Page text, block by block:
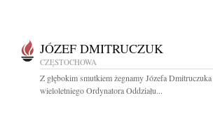
JÓZEF DMITRUCZUK
CZĘSTOCHOWA
Z głębokim smutkiem żegnamy Józefa Dmitruczuka
wieloletniego Ordynatora Oddziału...